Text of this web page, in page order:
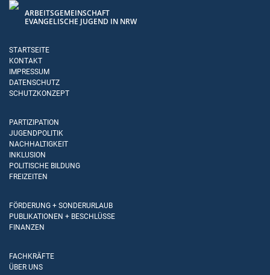
ARBEITSGEMEINSCHAFT
EVANGELISCHE JUGEND IN NRW
STARTSEITE
KONTAKT
IMPRESSUM
DATENSCHUTZ
SCHUTZKONZEPT
PARTIZIPATION
JUGENDPOLITIK
NACHHALTIGKEIT
INKLUSION
POLITISCHE BILDUNG
FREIZEITEN
FÖRDERUNG + SONDERURLAUB
PUBLIKATIONEN + BESCHLÜSSE
FINANZEN
FACHKRÄFTE
ÜBER UNS